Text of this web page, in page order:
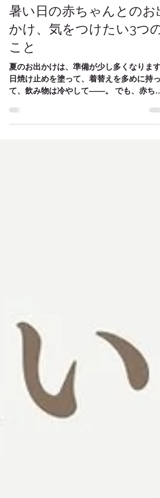
7月29日
暑い日の赤ちゃんとのお
かけ、気をつけたい3つの
こと
夏のお出かけは、準備が少し多くなります
て、飲み物は冷やして——。 でも、赤ちゃ
んを抱っこしているとき、意外と見えにく